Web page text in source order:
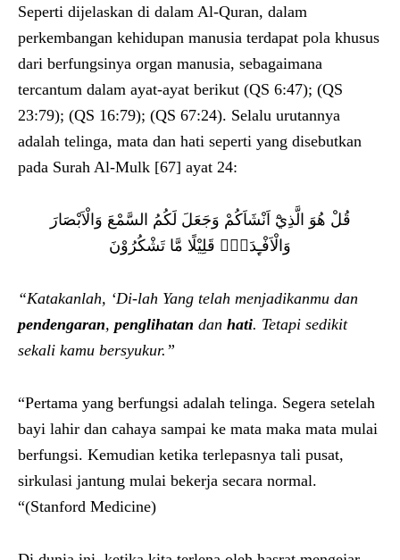
Seperti dijelaskan di dalam Al-Quran, dalam
perkembangan kehidupan manusia terdapat pola khusus
dari berfungsinya organ manusia, sebagaimana
tercantum dalam ayat-ayat berikut (QS 6:47); (QS
23:79); (QS 16:79); (QS 67:24). Selalu urutannya
adalah telinga, mata dan hati seperti yang disebutkan
pada Surah Al-Mulk [67] ayat 24:
قُلْ هُوَ الَّذِيْٓ اَنْشَاَكُمْ وَجَعَلَ لَكُمُ السَّمْعَ وَالْاَبْصَارَ
وَالْاَفْـِٕدَةَۗ قَلِيْلًا مَّا تَشْكُرُوْنَ
“Katakanlah, ‘Di-lah Yang telah menjadikanmu dan
pendengaran, penglihatan dan hati. Tetapi sedikit
sekali kamu bersyukur.”
“Pertama yang berfungsi adalah telinga. Segera setelah
bayi lahir dan cahaya sampai ke mata maka mata mulai
berfungsi. Kemudian ketika terlepasnya tali pusat,
sirkulasi jantung mulai bekerja secara normal.
“(Stanford Medicine)